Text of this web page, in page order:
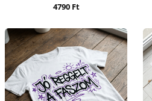
4790 Ft